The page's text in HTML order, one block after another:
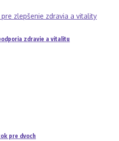
zdravie a vitalitu
pre dvoch